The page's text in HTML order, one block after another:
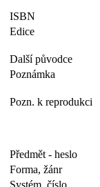
ISBN
Edice
Další původce
Poznámka
Pozn. k reprodukci
Předmět - heslo
Forma, žánr
Systém. číslo